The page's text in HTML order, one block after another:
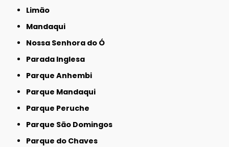
Limão
Mandaqui
Nossa Senhora do Ó
Parada Inglesa
Parque Anhembi
Parque Mandaqui
Parque Peruche
Parque São Domingos
Parque do Chaves